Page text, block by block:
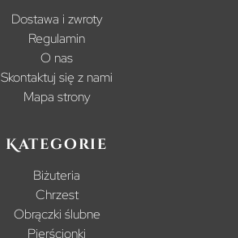
Dostawa i zwroty
Regulamin
O nas
Skontaktuj się z nami
Mapa strony
Kategorie
Biżuteria
Chrzest
Obrączki ślubne
Pierścionki